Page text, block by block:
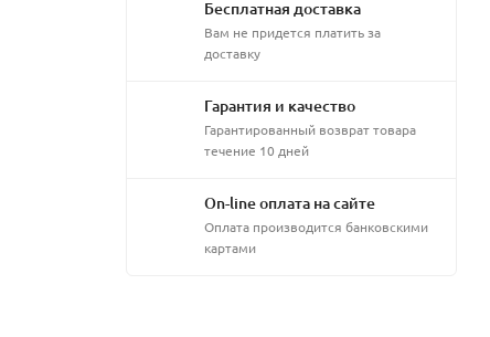
Бесплатная доставка
Вам не придется платить за
доставку
Гарантия и качество
Гарантированный возврат товара
течение 10 дней
On-line оплата на сайте
Оплата производится банковскими
картами